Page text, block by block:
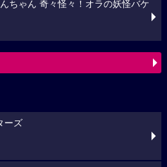
ちゃん 奇々怪々！オラの妖怪バケ
ーズ